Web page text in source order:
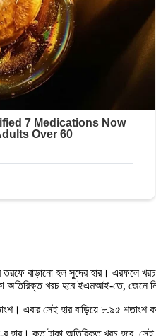
বাড়ানো হল সুদের হার। এরফলে
অতিরিক্ত খরচ হবে ইএমআই-তে, জেনে
এবার সেই হার বাড়িয়ে ৮.৯৫ শতাংশ